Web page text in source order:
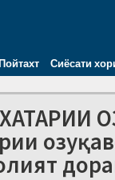
Сиёсати